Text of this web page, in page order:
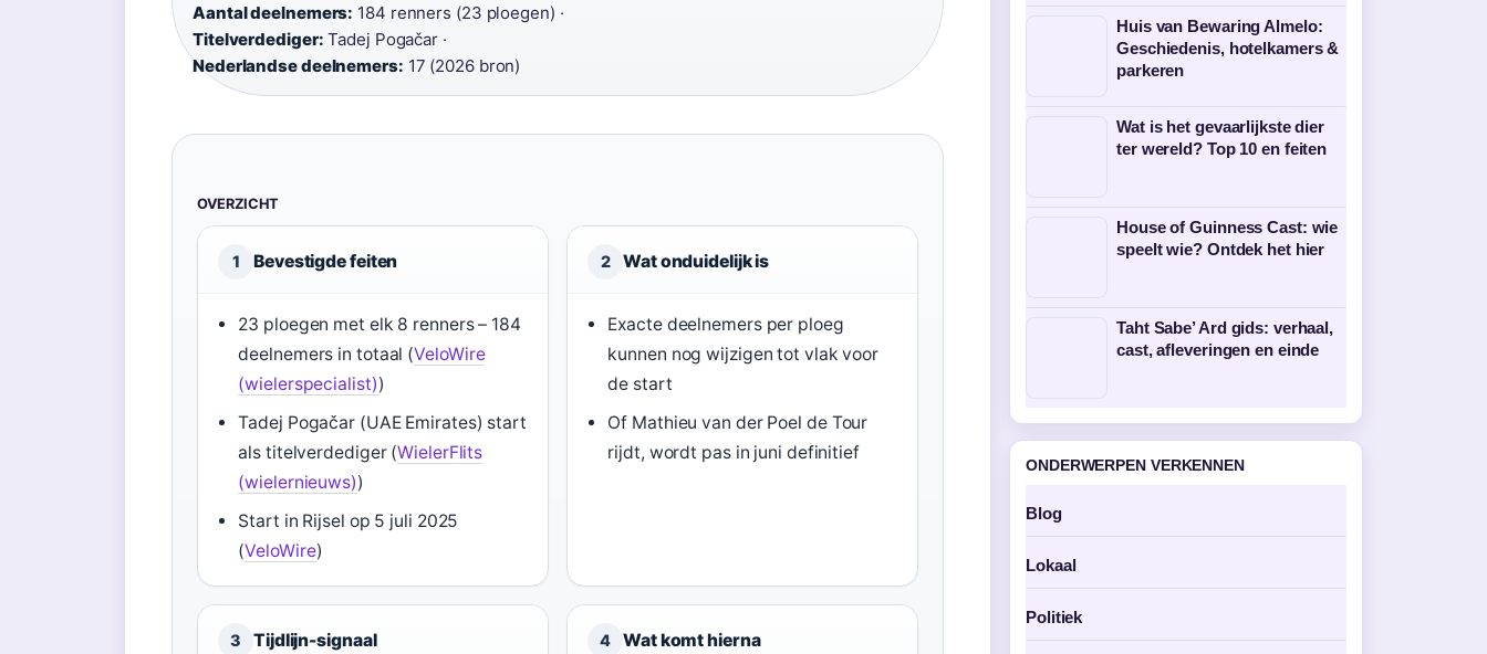
Aantal deelnemers: 184 renners (23 ploegen) ·
Titelverdediger: Tadej Pogačar ·
Nederlandse deelnemers: 17 (2026 bron)
OVERZICHT
1 Bevestigde feiten
23 ploegen met elk 8 renners – 184
deelnemers in totaal (VeloWire
(wielerspecialist))
Tadej Pogačar (UAE Emirates) start
als titelverdediger (WielerFlits
(wielernieuws))
Start in Rijsel op 5 juli 2025
(VeloWire)
2 Wat onduidelijk is
Exacte deelnemers per ploeg
kunnen nog wijzigen tot vlak voor
de start
Of Mathieu van der Poel de Tour
rijdt, wordt pas in juni definitief
3 Tijdlijn-signaal 4 Wat komt hierna
Huis van Bewaring Almelo:
Geschiedenis, hotelkamers &
parkeren
Wat is het gevaarlijkste dier
ter wereld? Top 10 en feiten
House of Guinness Cast: wie
speelt wie? Ontdek het hier
Taht Sabe’ Ard gids: verhaal,
cast, afleveringen en einde
ONDERWERPEN VERKENNEN
Blog
Lokaal
Politiek